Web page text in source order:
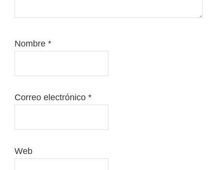
Nombre *
Correo electrónico *
Web